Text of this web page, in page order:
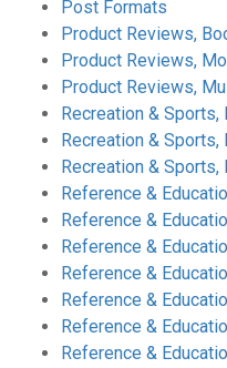
Post Formats
Product Reviews,
Product Reviews,
Product Reviews,
Recreation & Sports,
Recreation & Sports,
Recreation & Sports,
Reference &
Reference &
Reference &
Reference &
Reference &
Reference &
Reference &